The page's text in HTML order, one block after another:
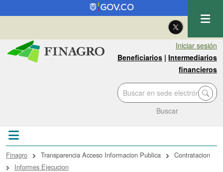
Pasar al contenido principal
| Eng
Iniciar sesión
Beneficiarios | Intermediarios
financieros
Buscar
enlaces de ayuda a la
Finagro Transparencia Acceso Informacion Publica
Contratacion
Informes Ejecucion